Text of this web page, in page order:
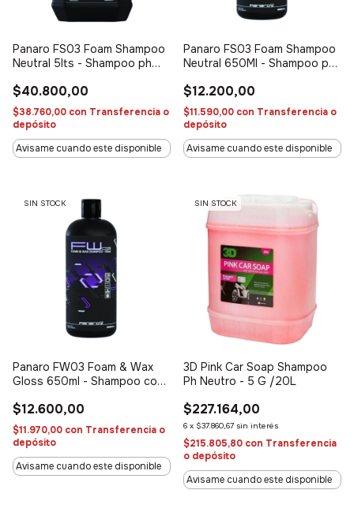
Panaro FS03 Foam Shampoo
Neutral 5lts - Shampoo ph
$40.800,00
$38.760,00 con Transferencia o
depósito
Avisame cuando este disponible
Panaro FS03 Foam Shampoo
Neutral 650Ml - Shampoo ph
$12.200,00
$11.590,00 con Transferencia o
depósito
Avisame cuando este disponible
SIN STOCK
Panaro FW03 Foam & Wax
Gloss 650ml - Shampoo con
$12.600,00
$11.970,00 con Transferencia o
depósito
Avisame cuando este disponible
SIN STOCK
3D Pink Car Soap Shampoo
Ph Neutro - 5 G /20L
$227.164,00
6 x $37.860,67 sin interés
$215.805,80 con Transferencia
o depósito
Avisame cuando este disponible